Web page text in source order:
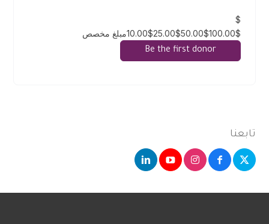
$
10.00$25.00$50.00$100.00$مبلغ مخصص
Be the first donor
تابعنا